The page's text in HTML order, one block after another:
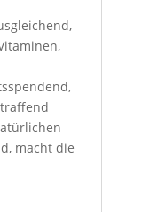
macht die